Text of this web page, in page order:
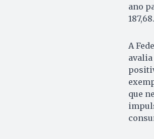
ano
187,68.
A
que